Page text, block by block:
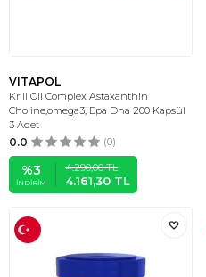
VITAPOL
Krill Oil Complex Astaxanthin
Choline,omega3, Epa Dha 200 Kapsül
3 Adet
0.0 (0)
%3
İNDIRIM
4.290,00TL
4.161,30 TL